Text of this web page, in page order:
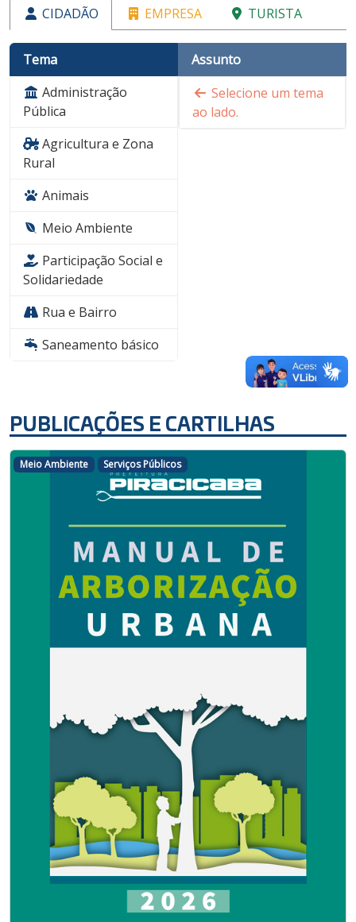
CIDADÃO EMPRESA TURISTA
Tema
Administração
Pública
Agricultura e Zona
Rural
Animais
Meio Ambiente
Participação Social e
Solidariedade
Rua e Bairro
Saneamento básico
Assunto
Selecione um tema
ao lado.
PUBLICAÇÕES E CARTILHAS
Meio Ambiente Serviços Públicos